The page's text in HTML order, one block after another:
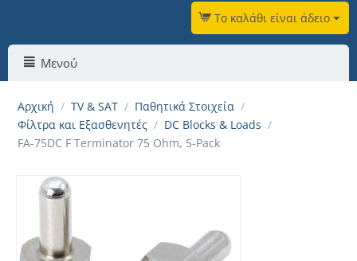
Το καλάθι είναι άδειο
Μενού
Αρχική / TV & SAT / Παθητικά Στοιχεία /
Φίλτρα και Εξασθενητές / DC Blocks & Loads /
FA-75DC F Terminator 75 Ohm, 5-Pack